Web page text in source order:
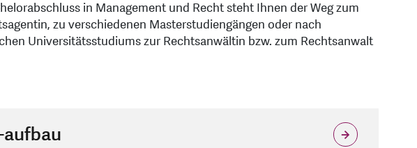
in Management und Recht steht Ihnen der Weg zum
zu verschiedenen Masterstudiengängen oder nach
Universitätsstudiums zur Rechtsanwältin bzw. zum Rechtsanwalt